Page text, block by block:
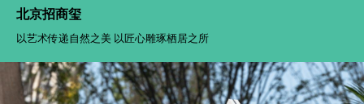
北京招商玺
以艺术传递自然之美 以匠心雕琢栖居之所